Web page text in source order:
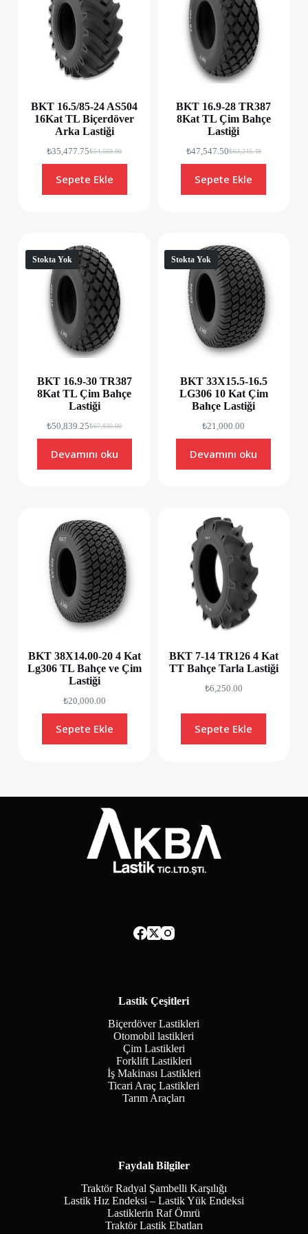
BKT 16.5/85-24 AS504
16Kat TL Biçerdöver
Arka Lastiği
₺54,569.90
₺35,477.75
Sepete Ekle
BKT 16.9-28 TR387
8Kat TL Çim Bahçe
Lastiği
₺63,245.49
₺47,547.50
Sepete Ekle
Stokta Yok
BKT 16.9-30 TR387
8Kat TL Çim Bahçe
Lastiği
₺67,830.00
₺50,839.25
Devamını oku
Stokta Yok
BKT 33X15.5-16.5
LG306 10 Kat Çim
Bahçe Lastiği
₺21,000.00
Devamını oku
BKT 38X14.00-20 4 Kat
Lg306 TL Bahçe ve Çim
Lastiği
₺20,000.00
Sepete Ekle
BKT 7-14 TR126 4 Kat
TT Bahçe Tarla Lastiği
₺6,250.00
Sepete Ekle
Lastik Çeşitleri
Biçerdöver Lastikleri
Otomobil lastikleri
Çim Lastikleri
Forklift Lastikleri
İş Makinası Lastikleri
Ticari Araç Lastikleri
Tarım Araçları
Faydalı Bilgiler
Traktör Radyal Şambelli Karşılığı
Lastik Hız Endeksi – Lastik Yük Endeksi
Lastiklerin Raf Ömrü
Traktör Lastik Ebatları